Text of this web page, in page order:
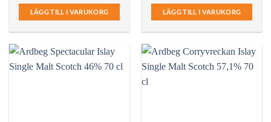
LÄGG TILL I VARUKORG LÄGG TILL I VARUKORG